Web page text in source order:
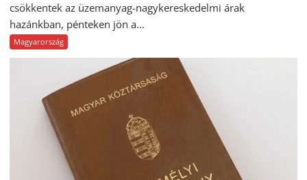
csökkentek az üzemanyag-nagykereskedelmi árak
hazánkban, pénteken jön a...
Magyarország